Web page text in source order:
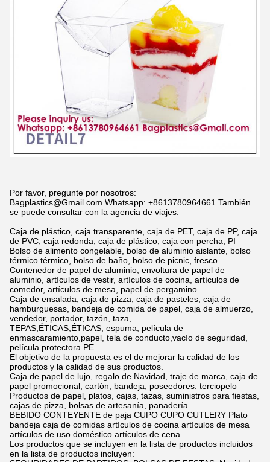
Por favor, pregunte por nosotros:
Bagplastics@Gmail.com Whatsapp: +8613780964661 También
se puede consultar con la agencia de viajes.
Caja de plástico, caja transparente, caja de PET, caja de PP, caja
de PVC, caja redonda, caja de plástico, caja con percha, PI
Bolso de alimento congelable, bolso de aluminio aislante, bolso
térmico térmico, bolso de baño, bolso de picnic, fresco
Contenedor de papel de aluminio, envoltura de papel de
aluminio, artículos de vestir, artículos de cocina, artículos de
comedor, artículos de mesa, papel de pergamino
Caja de ensalada, caja de pizza, caja de pasteles, caja de
hamburguesas, bandeja de comida de papel, caja de almuerzo,
vendedor, portador, tazón, taza,
TEPAS,ÉTICAS,ÉTICAS, espuma, película de
enmascaramiento,papel, tela de conducto,vacío de seguridad,
película protectora PE
El objetivo de la propuesta es el de mejorar la calidad de los
productos y la calidad de sus productos.
Caja de papel de lujo, regalo de Navidad, traje de marca, caja de
papel promocional, cartón, bandeja, poseedores. terciopelo
Productos de papel, platos, cajas, tazas, suministros para fiestas,
cajas de pizza, bolsas de artesanía, panadería
BEBIDO CONTEYENTE de paja CUPO CUPO CUTLERY Plato
bandeja caja de comidas artículos de cocina artículos de mesa
artículos de uso doméstico artículos de cena
Los productos que se incluyen en la lista de productos incluidos
en la lista de productos incluyen: